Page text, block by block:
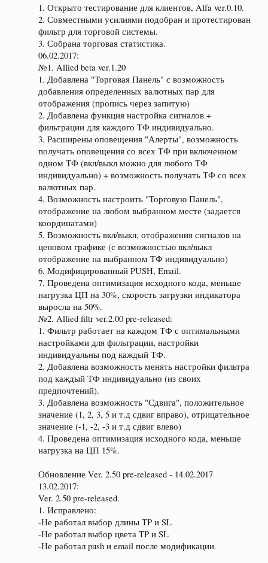
1. Открыто тестирование для клиентов, Alfa ver.0.10.
2. Совместными усилиями подобран и протестирован
фильтр для торговой системы.
3. Собрана торговая статистика.
06.02.2017:
№1. Allied beta ver.1.20
1. Добавлена "Торговая Панель" с возможность
добавления определенных валютных пар для
отображения (пропись через запитую)
2. Добавлена функция настройка сигналов +
фильтрации для каждого ТФ индивидуально.
3. Расширены оповещения "Алерты", возможность
получать оповещения со всех ТФ при включенном
одном ТФ (вкл/выкл можно для любого ТФ
индивидуально) + возможность получать ТФ со всех
валютных пар.
4. Возможность настроить "Торговую Панель",
отображение на любом выбранном месте (задается
координатами)
5. Возможность вкл/выкл, отображения сигналов на
ценовом графике (с возможностью вкл/выкл
отображение на выбранном ТФ индивидуально)
6. Модифицированный PUSH, Email.
7. Проведена оптимизация исходного кода, меньше
нагрузка ЦП на 30%, скорость загрузки индикатора
выросла на 50%.
№2. Allied filtr ver.2.00 pre-released:
1. Фильтр работает на каждом ТФ с оптимальными
настройками для фильтрации, настройки
индивидуальны под каждый ТФ.
2. Добавлена возможность менять настройки фильтра
под каждый ТФ индивидуально (из своих
предпочтений).
3. Добавлена возможность "Сдвига", положительное
значение (1, 2, 3, 5 и т.д сдвиг вправо), отрицательное
значение (-1, -2, -3 и т.д сдвиг влево)
4. Проведена оптимизация исходного кода, меньше
нагрузка на ЦП 15%.
Обновление Ver. 2.50 pre-released - 14.02.2017
13.02.2017:
Ver. 2.50 pre-released.
1. Исправлено:
-Не работал выбор длины TP и SL
-Не работал выбор цвета TP и SL
-Не работал push и email после модификации.